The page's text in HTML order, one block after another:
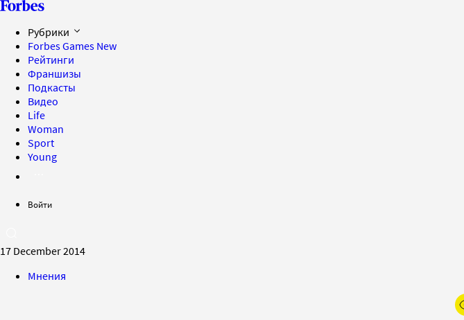
Рубрики
Forbes Games New
Рейтинги
Франшизы
Подкасты
Видео
Life
Woman
Sport
Young
Войти
17 December 2014
Мнения